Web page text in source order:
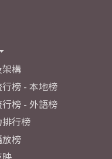
構
榜 - 本地榜
榜 - 外語榜
行榜
榜